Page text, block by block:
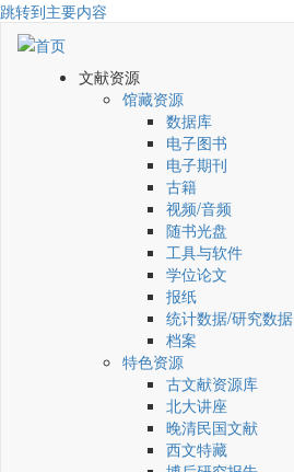
跳转到主要内容
文献资源
馆藏资源
数据库
电子图书
电子期刊
古籍
视频/音频
随书光盘
工具与软件
学位论文
报纸
统计数据/研究数据
档案
特色资源
古文献资源库
北大讲座
晚清民国文献
西文特藏